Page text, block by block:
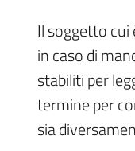
Il soggetto
in caso di
stabiliti per
termine per
sia